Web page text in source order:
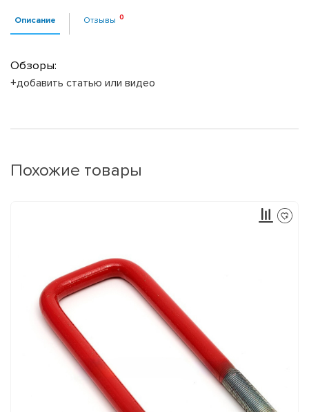
Описание Отзывы
Обзоры:
+добавить статью или видео
Похожие товары